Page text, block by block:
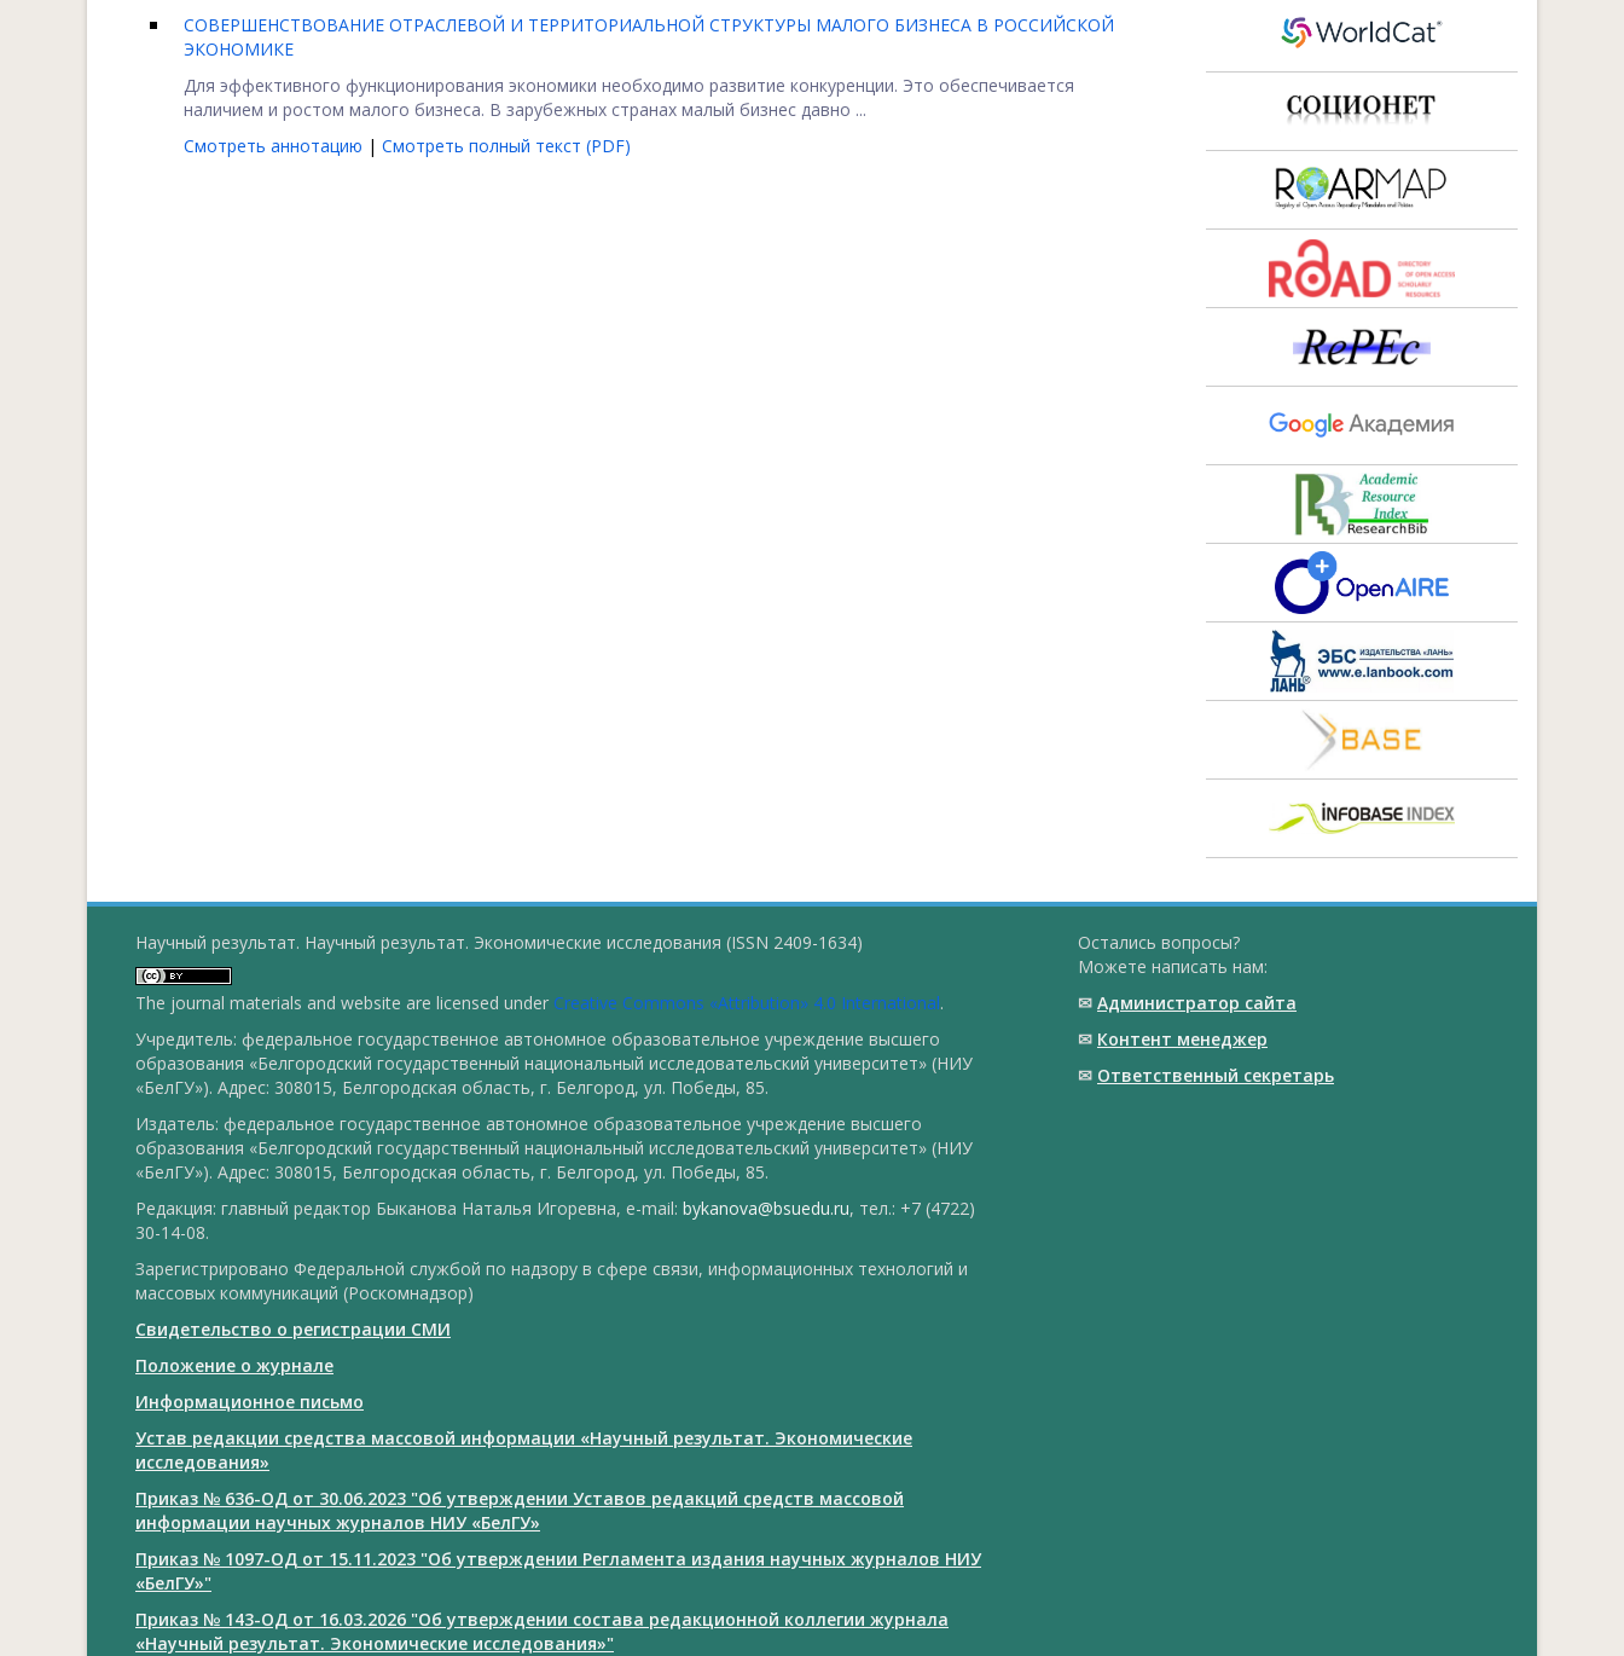
СОВЕРШЕНСТВОВАНИЕ ОТРАСЛЕВОЙ И ТЕРРИТОРИАЛЬНОЙ СТРУКТУРЫ МАЛОГО БИЗНЕСА В РОССИЙСКОЙ
ЭКОНОМИКЕ
Для эффективного функционирования экономики необходимо развитие конкуренции. Это обеспечивается
наличием и ростом малого бизнеса. В зарубежных странах малый бизнес давно ...
Смотреть аннотацию | Смотреть полный текст (PDF)
Научный результат. Научный результат. Экономические исследования (ISSN 2409-1634)
The journal materials and website are licensed under Creative Commons «Attribution» 4.0 International.
Учредитель: федеральное государственное автономное образовательное учреждение высшего
образования «Белгородский государственный национальный исследовательский университет» (НИУ
«БелГУ»). Адрес: 308015, Белгородская область, г. Белгород, ул. Победы, 85.
Издатель: федеральное государственное автономное образовательное учреждение высшего
образования «Белгородский государственный национальный исследовательский университет» (НИУ
«БелГУ»). Адрес: 308015, Белгородская область, г. Белгород, ул. Победы, 85.
Редакция: главный редактор Быканова Наталья Игоревна, e-mail: bykanova@bsuedu.ru, тел.: +7 (4722)
30-14-08.
Зарегистрировано Федеральной службой по надзору в сфере связи, информационных технологий и
массовых коммуникаций (Роскомнадзор)
Свидетельство о регистрации СМИ
Положение о журнале
Информационное письмо
Устав редакции средства массовой информации «Научный результат. Экономические
исследования»
Приказ № 636-ОД от 30.06.2023 "Об утверждении Уставов редакций средств массовой
информации научных журналов НИУ «БелГУ»
Приказ № 1097-ОД от 15.11.2023 "Об утверждении Регламента издания научных журналов НИУ
«БелГУ»"
Приказ № 143-ОД от 16.03.2026 "Об утверждении состава редакционной коллегии журнала
«Научный результат. Экономические исследования»"
Остались вопросы?
Можете написать нам:
✉ Администратор сайта
✉ Контент менеджер
✉ Ответственный cекретарь